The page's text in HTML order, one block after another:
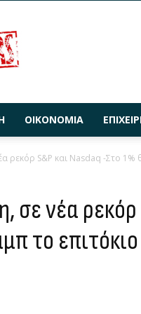
ΟΙΚΟΝΟΜΊΑ
ρεκόρ S&P και Nasdaq -Στο 1%
σε νέα ρεκόρ
το